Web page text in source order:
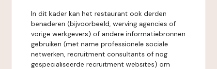
In dit kader kan het restaurant ook derden
benaderen (bijvoorbeeld, werving agencies of
vorige werkgevers) of andere informatiebronnen
gebruiken (met name professionele sociale
netwerken, recruitment consultants of nog
gespecialiseerde recruitment websites) om